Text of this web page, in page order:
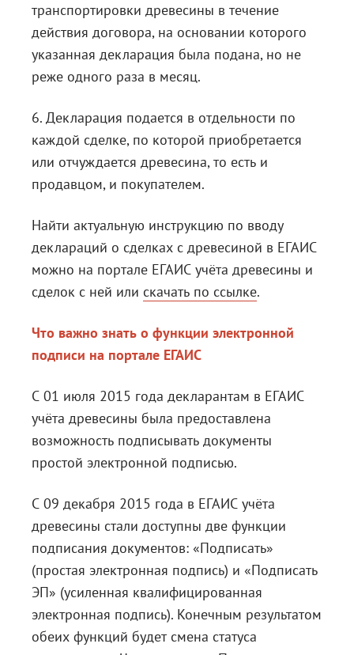
транспортировки древесины в течение
действия договора, на основании которого
указанная декларация была подана, но не
реже одного раза в месяц.
6. Декларация подается в отдельности по
каждой сделке, по которой приобретается
или отчуждается древесина, то есть и
продавцом, и покупателем.
Найти актуальную инструкцию по вводу
деклараций о сделках с древесиной в ЕГАИС
можно на портале ЕГАИС учёта древесины и
сделок с ней или скачать по ссылке.
Что важно знать о функции электронной
подписи на портале ЕГАИС
С 01 июля 2015 года декларантам в ЕГАИС
учёта древесины была предоставлена
возможность подписывать документы
простой электронной подписью.
С 09 декабря 2015 года в ЕГАИС учёта
древесины стали доступны две функции
подписания документов: «Подписать»
(простая электронная подпись) и «Подписать
ЭП» (усиленная квалифицированная
электронная подпись). Конечным результатом
обеих функций будет смена статуса